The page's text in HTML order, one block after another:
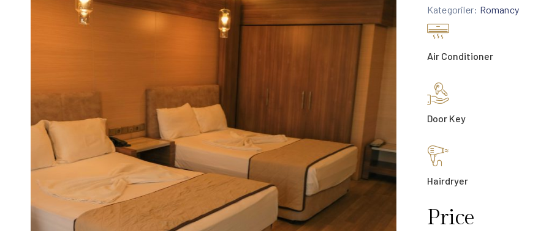
Kategoriler: Romancy
Air Conditioner
Door Key
Hairdryer
Price